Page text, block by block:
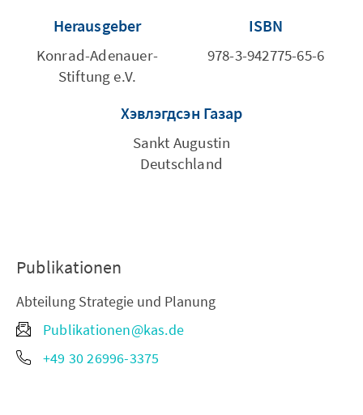
Herausgeber
Konrad-Adenauer-
Stiftung e.V.
ISBN
978-3-942775-65-6
Хэвлэгдсэн Газар
Sankt Augustin
Deutschland
Publikationen
Abteilung Strategie und Planung
Publikationen@kas.de
+49 30 26996-3375